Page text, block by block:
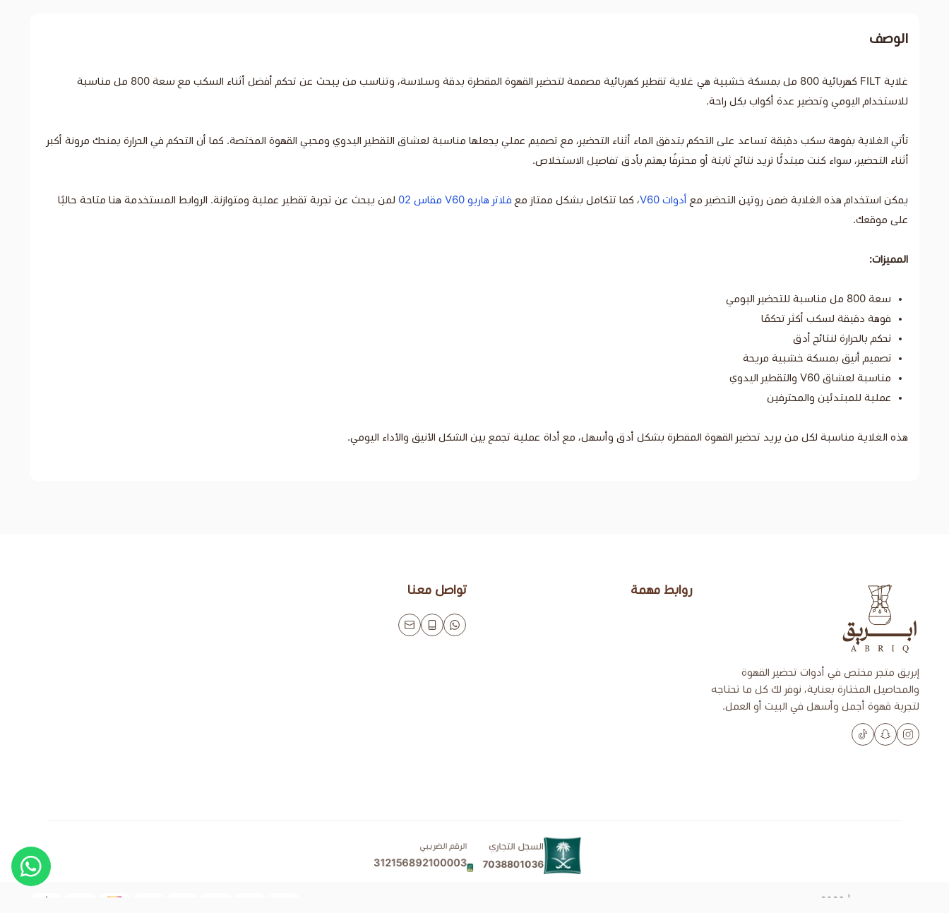
الوصف
غلاية FILT كهربائية 800 مل بمسكة خشبية هي غلاية تقطير كهربائية مصممة لتحضير القهوة المقطرة بدقة وسلاسة، وتناسب من يبحث عن تحكم أفضل أثناء السكب مع سعة 800 مل مناسبة
للاستخدام اليومي وتحضير عدة أكواب بكل راحة.
تأتي الغلاية بفوهة سكب دقيقة تساعد على التحكم بتدفق الماء أثناء التحضير، مع تصميم عملي يجعلها مناسبة لعشاق التقطير اليدوي ومحبي القهوة المختصة. كما أن التحكم في الحرارة يمنحك مرونة أكبر
أثناء التحضير، سواء كنت مبتدئًا تريد نتائج ثابتة أو محترفًا يهتم بأدق تفاصيل الاستخلاص.
يمكن استخدام هذه الغلاية ضمن روتين التحضير مع أدوات V60 ، كما تتكامل بشكل ممتاز مع فلاتر هاريو V60 مقاس 02
لمن يبحث عن تجربة تقطير عملية ومتوازنة. الروابط المستخدمة هنا متاحة حاليًا
على موقعك.
المميزات:
سعة 800 مل مناسبة للتحضير اليومي
فوهة دقيقة لسكب أكثر تحكمًا
تحكم بالحرارة لنتائج أدق
تصميم أنيق بمسكة خشبية مريحة
مناسبة لعشاق V60 والتقطير اليدوي
عملية للمبتدئين والمحترفين
هذه الغلاية مناسبة لكل من يريد تحضير القهوة المقطرة بشكل أدق وأسهل، مع أداة عملية تجمع بين الشكل الأنيق والأداء اليومي.
إبريق متجر مختص في أدوات تحضير القهوة
والمحاصيل المختارة بعناية، نوفر لك كل ما تحتاجه
لتجربة قهوة أجمل وأسهل في البيت أو العمل.
روابط مهمة تواصل معنا
السجل التجاري
7038801036
الرقم الضريبي
312156892100003
الحقوق محفوظة | 2026